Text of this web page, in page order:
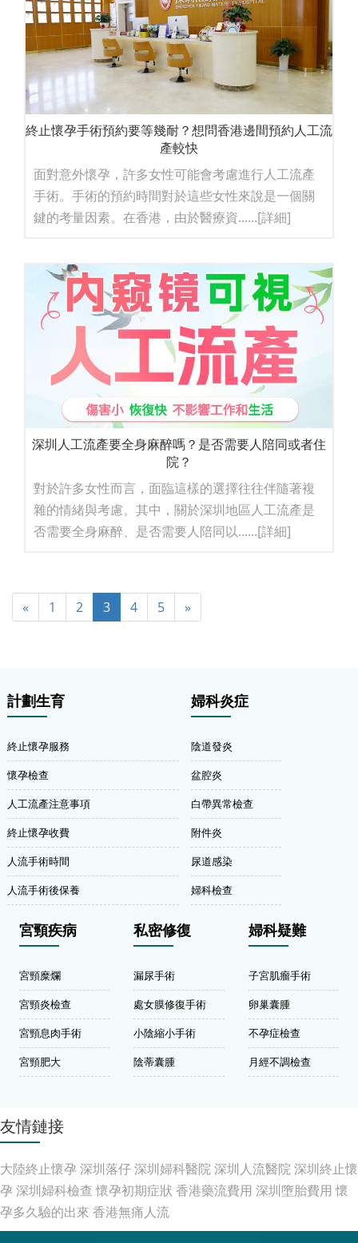
終止懷孕手術預約要等幾耐？想問香港邊間預約人工流
產較快
面對意外懷孕，許多女性可能會考慮進行人工流產
手術。手術的預約時間對於這些女性來說是一個關
鍵的考量因素。在香港，由於醫療資......[詳細]
深圳人工流產要全身麻醉嗎？是否需要人陪同或者住
院？
對於許多女性而言，面臨這樣的選擇往往伴隨著複
雜的情緒與考慮。其中，關於深圳地區人工流產是
否需要全身麻醉、是否需要人陪同以......[詳細]
« 1 2 3 4 5 »
計劃生育
終止懷孕服務
懷孕檢查
人工流產注意事項
終止懷孕收費
人流手術時間
人流手術後保養
婦科炎症
陰道發炎
盆腔炎
白帶異常檢查
附件炎
尿道感染
婦科檢查
宮頸疾病
宮頸糜爛
宮頸炎檢查
宮頸息肉手術
宮頸肥大
私密修復
漏尿手術
處女膜修復手術
小陰縮小手術
陰蒂囊腫
婦科疑難
子宮肌瘤手術
卵巢囊腫
不孕症檢查
月經不調檢查
友情鏈接
大陸終止懷孕 深圳落仔深圳婦科醫院深圳人流醫院深圳終止懷
孕 深圳婦科檢查 懷孕初期症狀 香港藥流費用 深圳墮胎費用 懷
孕多久驗的出來 香港無痛人流